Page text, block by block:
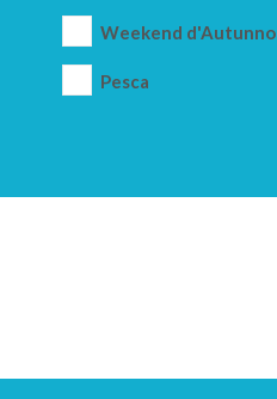
Weekend d'Autunno
Pesca